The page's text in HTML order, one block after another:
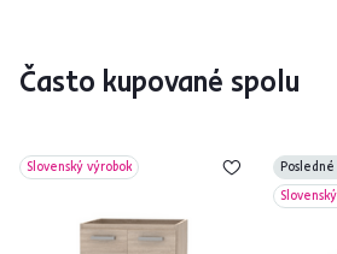
Často kupované spolu
Slovenský výrobok
Posledné